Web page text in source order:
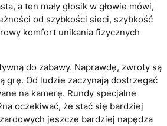
a ten mały głosik w głowie mówi,
od szybkości sieci, szybkość
komfort unikania fizycznych
do zabawy. Naprawdę, zwroty są
grę. Od ludzie zaczynają dostrzegać
na kamerę. Rundy specjalne
oczekiwać, że stać się bardziej
jeszcze bardziej napędza